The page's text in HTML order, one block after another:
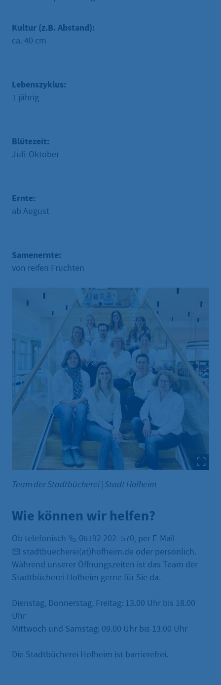
Kultur (z.B. Abstand):
ca. 40 cm
Lebenszyklus:
1 jährig
Blütezeit:
Juli-Oktober
Ernte:
ab August
Samenernte:
von reifen Früchten
Team der Stadtbücherei | Stadt Hofheim
Wie können wir helfen?
Ob telefonisch 06192 202–570, per E-Mail
stadtbuecherei(at)hofheim.de oder persönlich.
Während unserer Öffnungszeiten ist das Team der
Stadtbücherei Hofheim gerne für Sie da.
Dienstag, Donnerstag, Freitag: 13.00 Uhr bis 18.00
Uhr
Mittwoch und Samstag: 09.00 Uhr bis 13.00 Uhr
Die Stadtbücherei Hofheim ist barrierefrei.